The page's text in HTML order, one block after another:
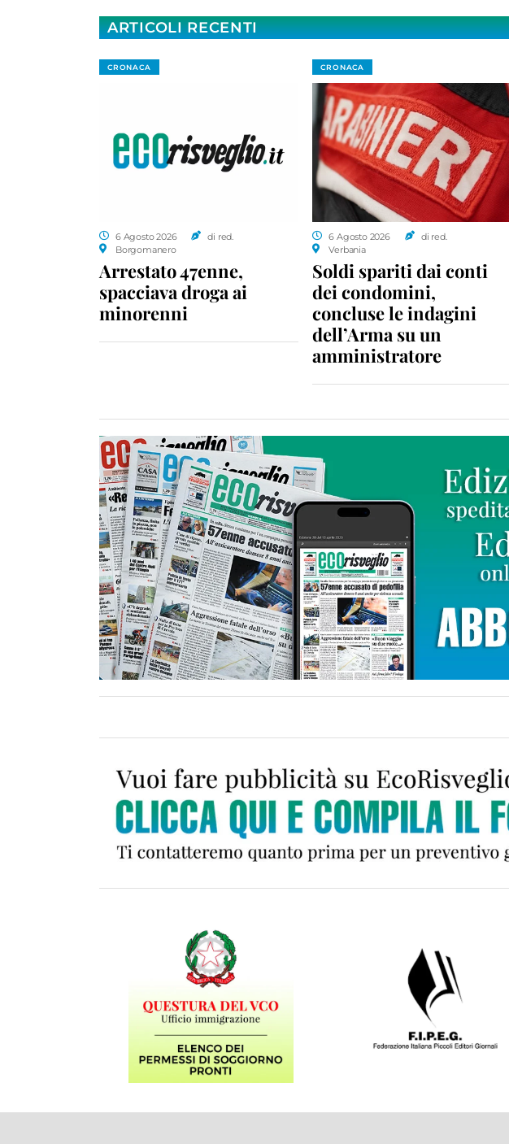
ARTICOLI RECENTI
CRONACA
6 Agosto 2026
di red.
Borgomanero
Arrestato 47enne,
spacciava droga ai
minorenni
CRONACA
6 Agosto 2026
di red.
Verbania
Soldi spariti dai conti
dei condomini,
concluse le indagini
dell’Arma su un
amministratore